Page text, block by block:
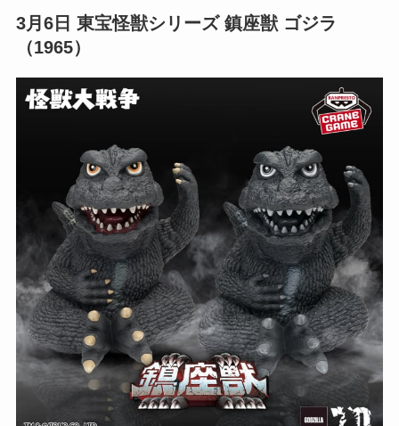
3月6日 東宝怪獣シリーズ 鎮座獣 ゴジラ
（1965）